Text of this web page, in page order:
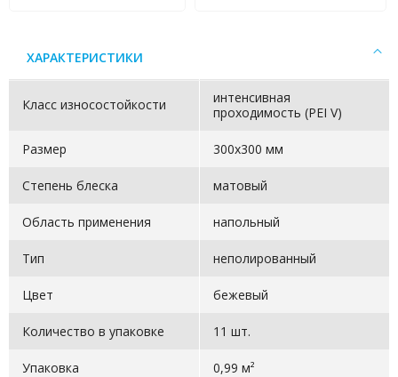
ХАРАКТЕРИСТИКИ
Класс износостойкости
интенсивная
проходимость (PEI V)
Размер 300х300 мм
Степень блеска матовый
Область применения напольный
Тип неполированный
Цвет бежевый
Количество в упаковке 11 шт.
Упаковка 0,99 м²